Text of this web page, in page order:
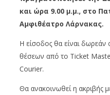
και ώρα 9.00 μ.μ., στο
Αμφιθέατρο Λάρνακας.
Η είσοδος θα είναι
θέσεων από το Ticket
Courier.
Θα ανακοινωθεί η ακριβής